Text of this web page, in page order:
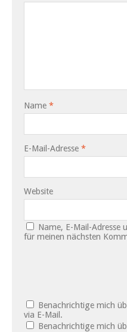
Name *
E-Mail-Adresse *
Website
Name, E-Mail-Adresse
für meinen nächsten
Benachrichtige mich
via E-Mail.
Benachrichtige mich